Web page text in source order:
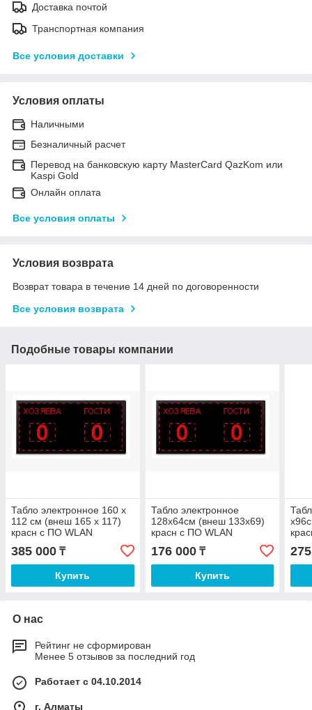
Доставка почтой
Транспортная компания
Все условия доставки
Условия оплаты
Наличными
Безналичный расчет
Перевод на банковскую карту MasterCard QazKom или
Kaspi Gold
Онлайн оплата
Все условия оплаты
Условия возврата
Возврат товара в течение 14 дней по договоренности
Все условия возврата
Подобные товары компании
Табло электронное 160 х
112 см (внеш 165 х 117)
красн с ПО WLAN
385 000 ₸
Купить
Табло электронное
128х64см (внеш 133х69)
красн с ПО WLAN
176 000₸
Купить
О нас
Рейтинг не сформирован
Менее 5 отзывов за последний год
Работает с 04.10.2014
г. Алматы